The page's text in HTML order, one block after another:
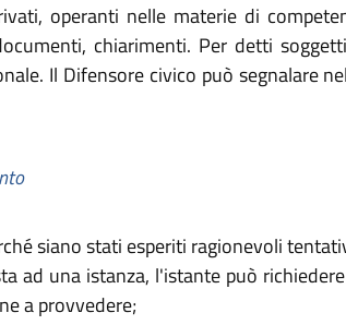
operanti nelle materie di
chiarimenti. Per detti
Il Difensore civico può segnalare
siano stati esperiti ragionevoli
ad una istanza, l'istante può
a provvedere;